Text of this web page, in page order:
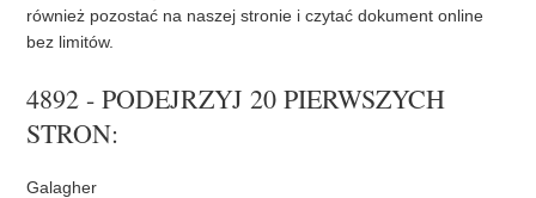
również pozostać na naszej stronie i czytać dokument online
bez limitów.
4892 - PODEJRZYJ 20 PIERWSZYCH
STRON:
Galagher